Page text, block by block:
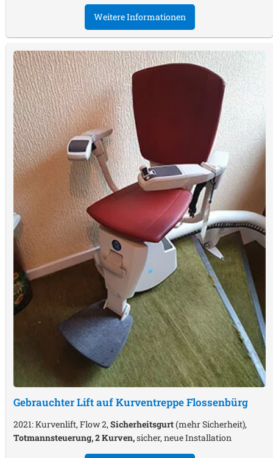
Weitere Informationen
Gebrauchter Lift auf KurventreppeFlossenbürg
2021: Kurvenlift, Flow 2, Sicherheitsgurt(mehr Sicherheit),
Totmannsteuerung, 2 Kurven,sicher, neue Installation